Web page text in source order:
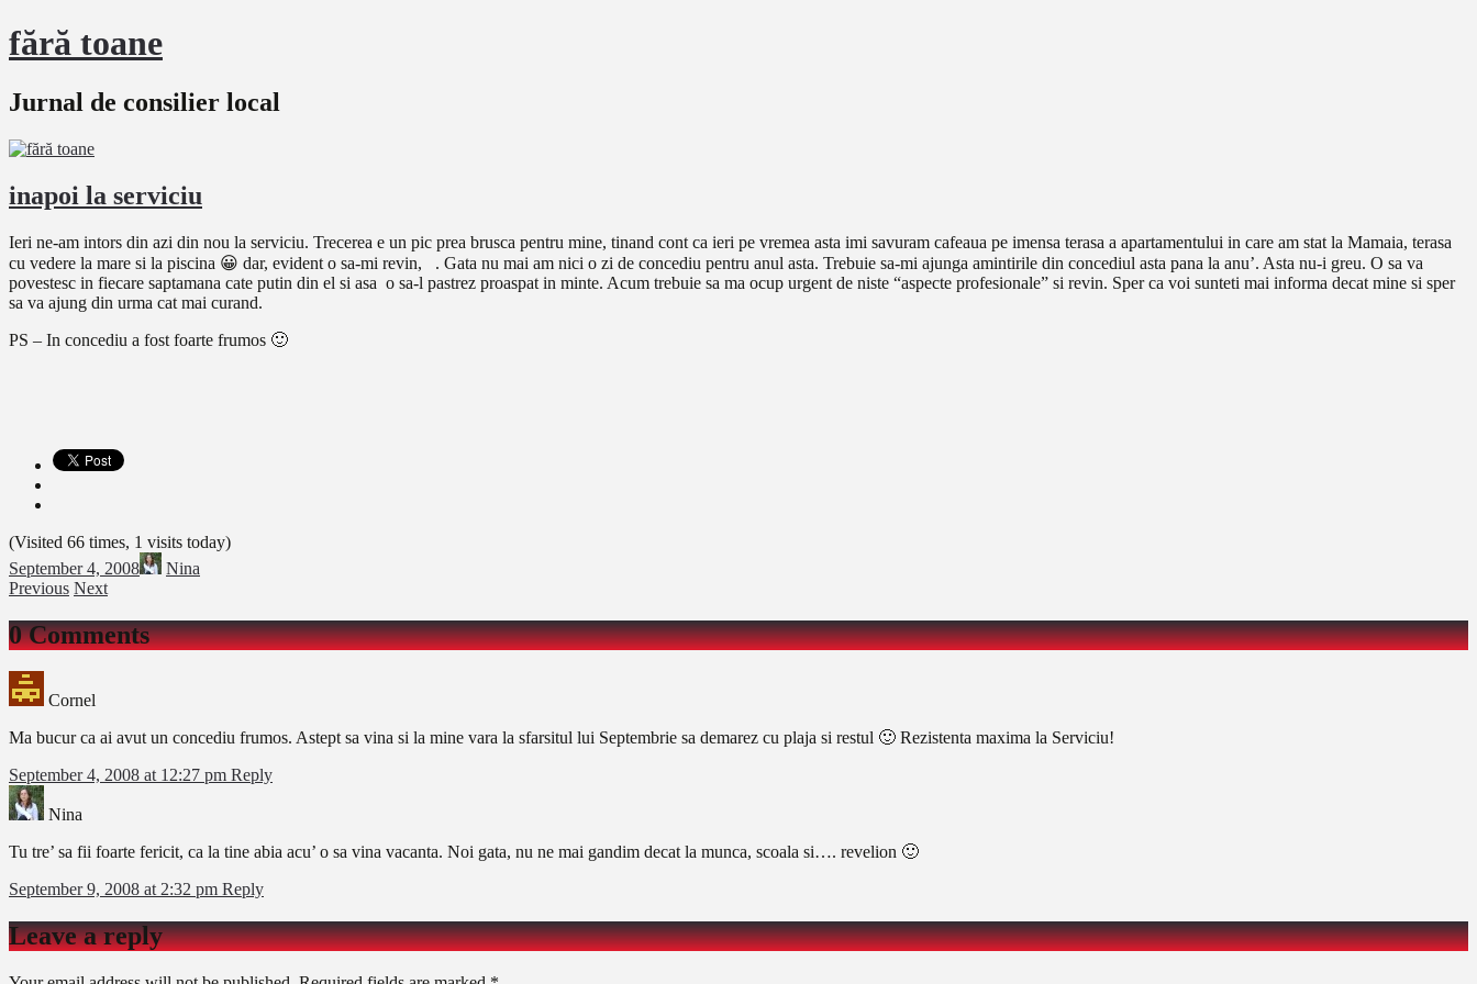
fără toane
Jurnal de consilier local
inapoi la serviciu
Ieri ne-am intors din azi din nou la serviciu. Trecerea e un pic prea brusca pentru mine, tinand cont ca ieri pe vremea asta imi savuram cafeaua pe imensa terasa a apartamentului in care am stat la Mamaia, terasa
cu vedere la mare si la piscina 😀 dar, evident o sa-mi revin, . Gata nu mai am nici o zi de concediu pentru anul asta. Trebuie sa-mi ajunga amintirile din concediul asta pana la anu’. Asta nu-i greu. O sa va
povestesc in fiecare saptamana cate putin din el si asa o sa-l pastrez proaspat in minte. Acum trebuie sa ma ocup urgent de niste “aspecte profesionale” si revin. Sper ca voi sunteti mai informa decat mine si sper
sa va ajung din urma cat mai curand.
PS – In concediu a fost foarte frumos 🙂
(Visited 66 times, 1 visits today)
September 4, 2008
Nina
Previous Next
0 Comments
Cornel
Ma bucur ca ai avut un concediu frumos. Astept sa vina si la mine vara la sfarsitul lui Septembrie sa demarez cu plaja si restul 🙂 Rezistenta maxima la Serviciu!
September 4, 2008 at 12:27 pm Reply
Nina
Tu tre’ sa fii foarte fericit, ca la tine abia acu’ o sa vina vacanta. Noi gata, nu ne mai gandim decat la munca, scoala si…. revelion 🙂
September 9, 2008 at 2:32 pm Reply
Leave a reply